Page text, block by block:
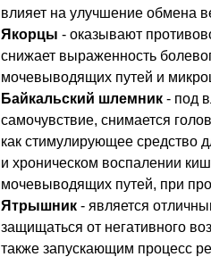
влияет на улучшение обмена
Якорцы - оказывают
снижает выраженность
мочевыводящих путей и
Байкальский шлемник - под
самочувствие, снимается
как стимулирующее средство
и хроническом воспалении
мочевыводящих путей, при
Ятрышник - является
защищаться от негативного
также запускающим процесс